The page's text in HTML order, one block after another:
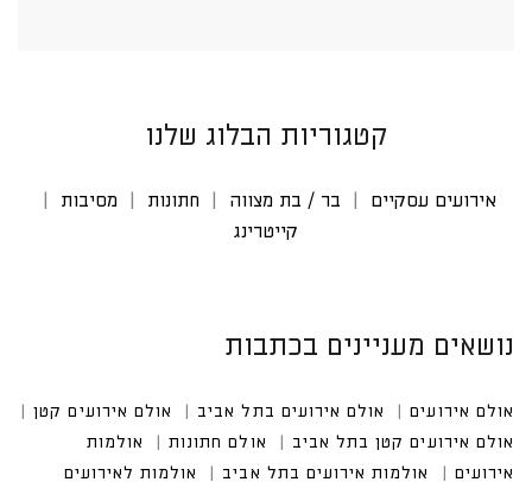
קטגוריות הבלוג שלנו
אירועים עסקיים בר / בת מצווה חתונות
מסיבות
קייטרינג
נושאים מעניינים בכתבות
אולם אירועים אולם אירועים בתל אביב
אולם אירועים קטן
אולם אירועים קטן בתל אביב
אולם חתונות
אולמות אירו
עים
אולמות אירועים בתל אביב
אולמות לאירועים קטנים